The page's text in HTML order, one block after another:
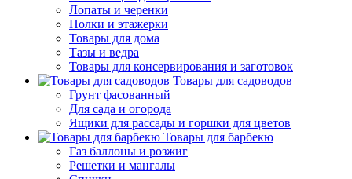
Лопаты и черенки
Полки и этажерки
Товары для дома
Тазы и ведра
Товары для консервирования и заготовок
Товары для садоводов
Грунт фасованный
Для сада и огорода
Ящики для рассады и горшки для цветов
Товары для барбекю
Газ баллоны и розжиг
Решетки и мангалы